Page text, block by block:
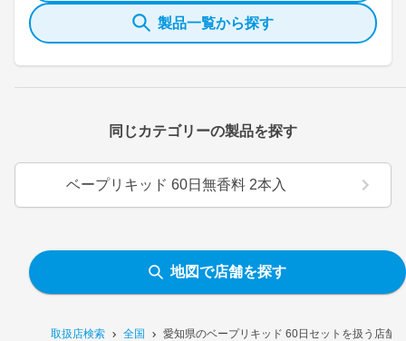
取扱店検索 全国 愛知県のベープリキッド 60日セットを扱う店舗
製品一覧から探す
同じカテゴリーの製品を探す
ベープリキッド 60日無香料 2本入
地図で店舗を探す